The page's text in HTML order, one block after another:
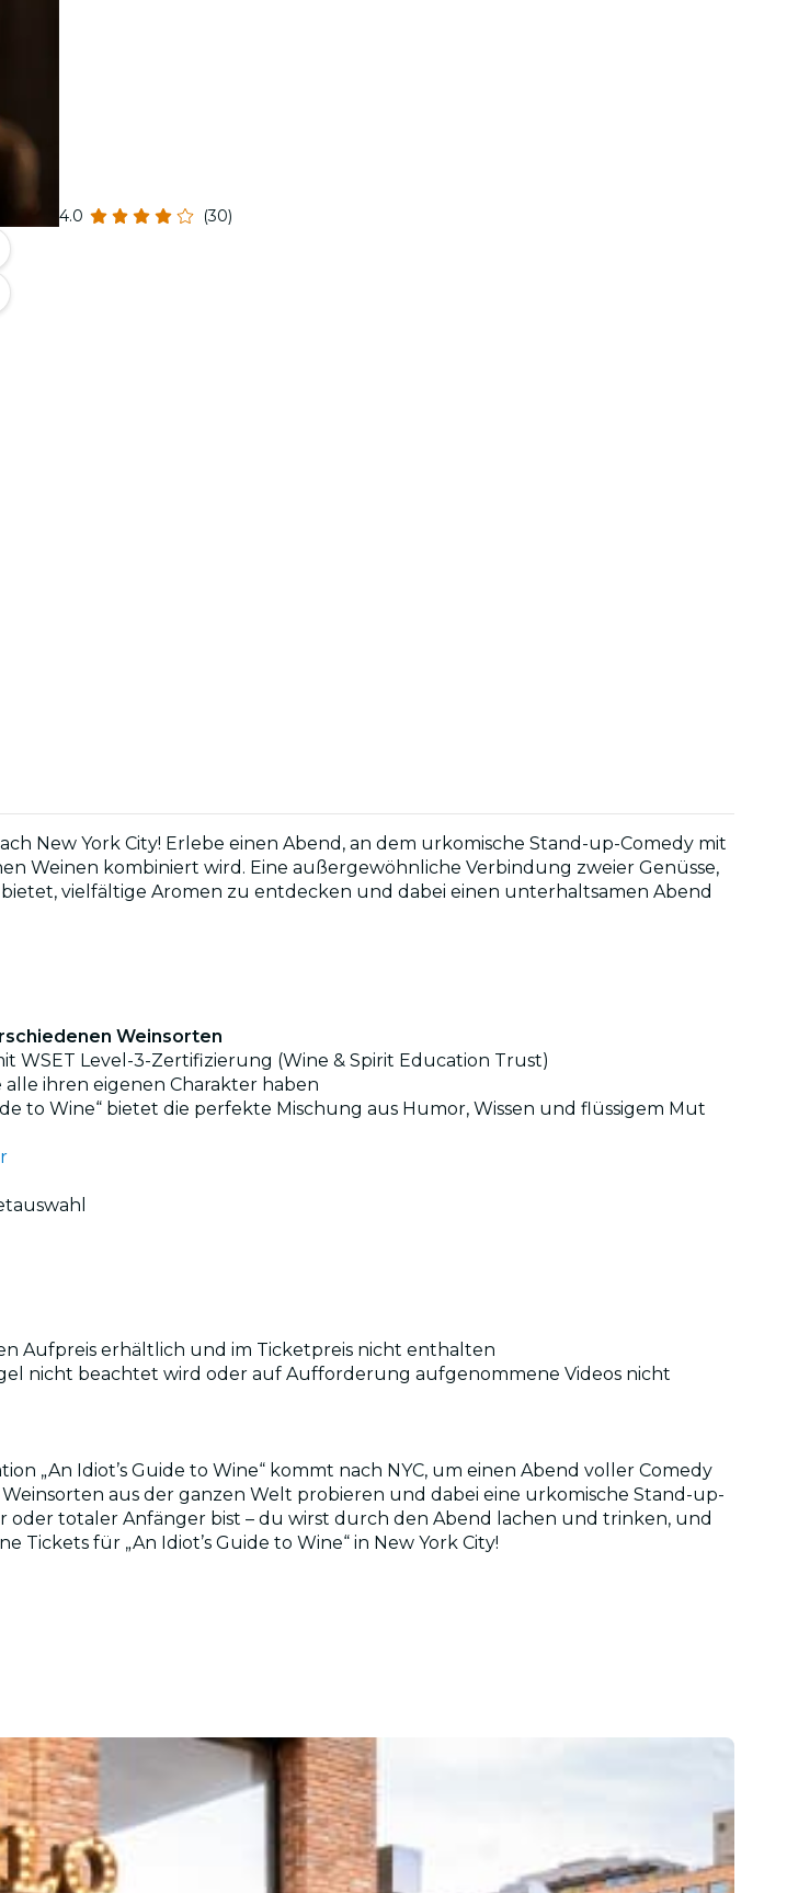
4.0 (30)
New York City! Erlebe einen Abend, an dem urkomische Stand-up-Comedy mit
Weinen kombiniert wird. Eine außergewöhnliche Verbindung zweier Genüsse,
vielfältige Aromen zu entdecken und dabei einen unterhaltsamen Abend
Weinsorten
WSET Level-3-Zertifizierung (Wine & Spirit Education Trust)
ihren eigenen Charakter haben
to Wine“ bietet die perfekte Mischung aus Humor, Wissen und flüssigem Mut
Aufpreis erhältlich und im Ticketpreis nicht enthalten
nicht beachtet wird oder auf Aufforderung aufgenommene Videos nicht
„An Idiot’s Guide to Wine“ kommt nach NYC, um einen Abend voller Comedy
aus der ganzen Welt probieren und dabei eine urkomische Stand-up-
oder totaler Anfänger bist – du wirst durch den Abend lachen und trinken, und
für „An Idiot’s Guide to Wine“ in New York City!